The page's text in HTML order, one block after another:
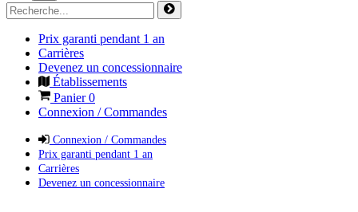
Prix garanti pendant 1 an
Carrières
Devenez un concessionnaire
Établissements
Panier0
Connexion / Commandes
Connexion / Commandes
Prix garanti pendant 1 an
Carrières
Devenez un concessionnaire